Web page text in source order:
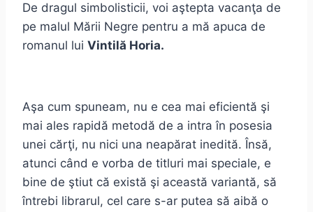
De dragul simbolisticii, voi aştepta vacanţa de
pe malul Mării Negre pentru a mă apuca de
romanul lui Vintilă Horia.
Aşa cum spuneam, nu e cea mai eficientă şi
mai ales rapidă metodă de a intra în posesia
unei cărţi, nu nici una neapărat inedită. Însă,
atunci când e vorba de titluri mai speciale, e
bine de ştiut că există şi această variantă, să
întrebi librarul, cel care s-ar putea să aibă o